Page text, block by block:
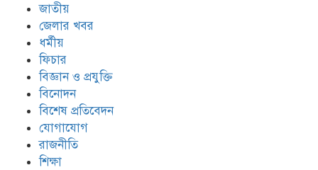
জাতীয়
জেলার খবর
ধর্মীয়
ফিচার
বিজ্ঞান ও প্রযুক্তি
বিনোদন
বিশেষ প্রতিবেদন
যোগাযোগ
রাজনীতি
শিক্ষা